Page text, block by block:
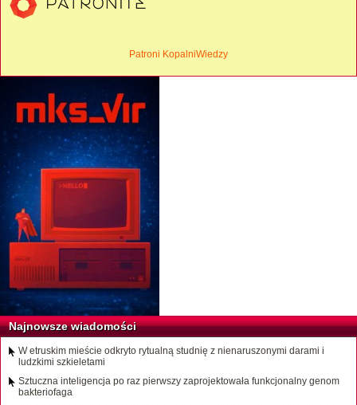
Patroni KopalniWiedzy
Najnowsze wiadomości
W etruskim mieście odkryto rytualną studnię z nienaruszonymi darami i
ludzkimi szkieletami
Sztuczna inteligencja po raz pierwszy zaprojektowała funkcjonalny genom
bakteriofaga